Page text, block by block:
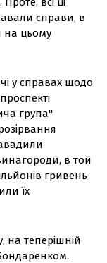
справи, в
на цьому
у справах щодо
група"
в той
гривень
їх
на теперішній